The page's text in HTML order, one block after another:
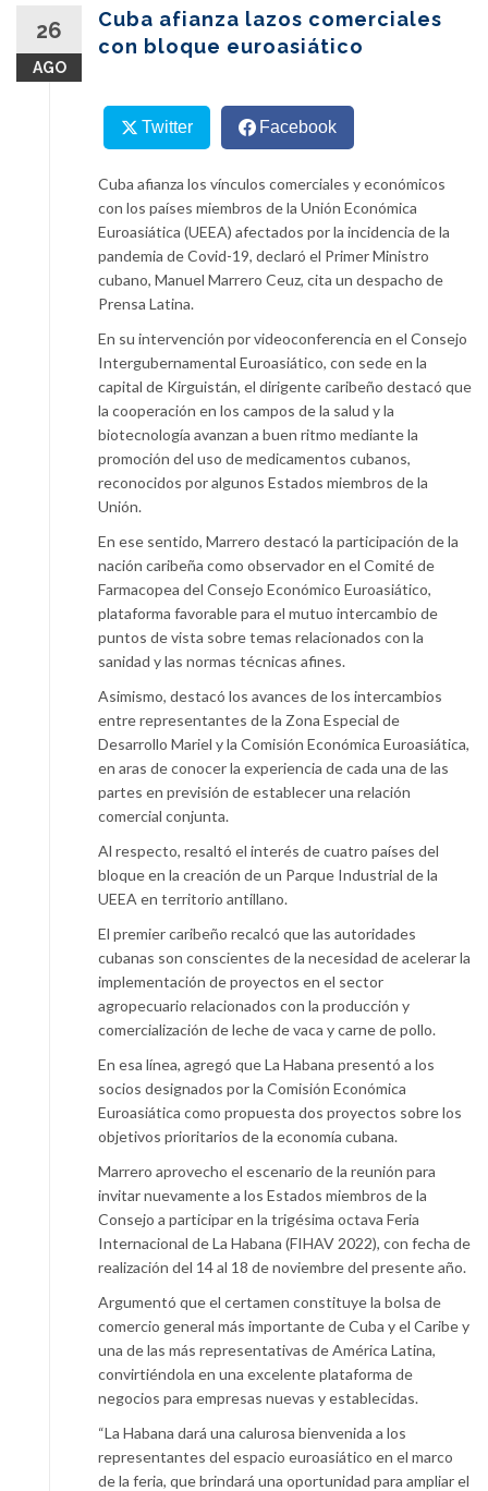
26
AGO
Cuba afianza lazos comerciales
con bloque euroasiático
Twitter Facebook
Cuba afianza los vínculos comerciales y económicos
con los países miembros de la Unión Económica
Euroasiática (UEEA) afectados por la incidencia de la
pandemia de Covid-19, declaró el Primer Ministro
cubano, Manuel Marrero Ceuz, cita un despacho de
Prensa Latina.
En su intervención por videoconferencia en el Consejo
Intergubernamental Euroasiático, con sede en la
capital de Kirguistán, el dirigente caribeño destacó que
la cooperación en los campos de la salud y la
biotecnología avanzan a buen ritmo mediante la
promoción del uso de medicamentos cubanos,
reconocidos por algunos Estados miembros de la
Unión.
En ese sentido, Marrero destacó la participación de la
nación caribeña como observador en el Comité de
Farmacopea del Consejo Económico Euroasiático,
plataforma favorable para el mutuo intercambio de
puntos de vista sobre temas relacionados con la
sanidad y las normas técnicas afines.
Asimismo, destacó los avances de los intercambios
entre representantes de la Zona Especial de
Desarrollo Mariel y la Comisión Económica Euroasiática,
en aras de conocer la experiencia de cada una de las
partes en previsión de establecer una relación
comercial conjunta.
Al respecto, resaltó el interés de cuatro países del
bloque en la creación de un Parque Industrial de la
UEEA en territorio antillano.
El premier caribeño recalcó que las autoridades
cubanas son conscientes de la necesidad de acelerar la
implementación de proyectos en el sector
agropecuario relacionados con la producción y
comercialización de leche de vaca y carne de pollo.
En esa línea, agregó que La Habana presentó a los
socios designados por la Comisión Económica
Euroasiática como propuesta dos proyectos sobre los
objetivos prioritarios de la economía cubana.
Marrero aprovecho el escenario de la reunión para
invitar nuevamente a los Estados miembros de la
Consejo a participar en la trigésima octava Feria
Internacional de La Habana (FIHAV 2022), con fecha de
realización del 14 al 18 de noviembre del presente año.
Argumentó que el certamen constituye la bolsa de
comercio general más importante de Cuba y el Caribe y
una de las más representativas de América Latina,
convirtiéndola en una excelente plataforma de
negocios para empresas nuevas y establecidas.
“La Habana dará una calurosa bienvenida a los
representantes del espacio euroasiático en el marco
de la feria, que brindará una oportunidad para ampliar el